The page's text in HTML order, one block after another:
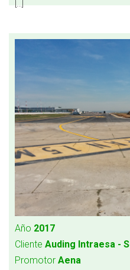
[...]
Año 2017
Cliente Auding Intraesa -
Promotor Aena